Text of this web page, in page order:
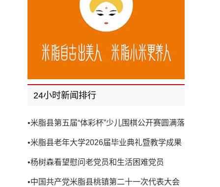
24小时新闻排行
•米脂县第五届“体彩杯”少儿围棋公开赛圆满落
•米脂县老年大学2026届毕业典礼暨教学成果
•杨树森看望慰问老党员和生活困难党员
•中国共产党米脂县桃镇第二十一次代表大会